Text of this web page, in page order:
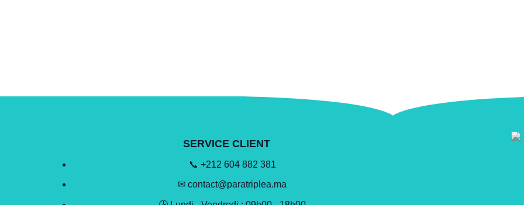
SERVICE CLIENT
📞 +212 604 882 381
✉ contact@paratriplea.ma